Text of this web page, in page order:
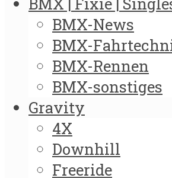
BMX-News
BMX-
BMX-Rennen
BMX-sonstiges
Gravity
4X
Downhill
Freeride